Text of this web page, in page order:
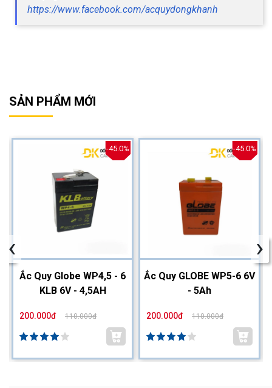
https://www.facebook.com/acquydongkhanh
SẢN PHẨM MỚI
-45.0%
Ắc Quy Globe WP4,5 - 6
KLB 6V - 4,5AH
200.000đ 110.000đ
-45.0%
Ắc Quy GLOBE WP5-6 6V
- 5Ah
200.000đ 110.000đ
‹ ›